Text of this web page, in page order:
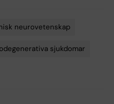
neurovetenskap
sjukdomar